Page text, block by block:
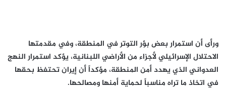
ورأى أن استمرار بعض بؤر التوتر في المنطقة، وفي مقدمتها
الاحتلال الإسرائيلي لأجزاء من الأراضي اللبنانية، يؤكد استمرار النهج
العدواني الذي يهدد أمن المنطقة، مؤكداً أن إيران تحتفظ بحقها
في اتخاذ ما تراه مناسباً لحماية أمنها ومصالحها.